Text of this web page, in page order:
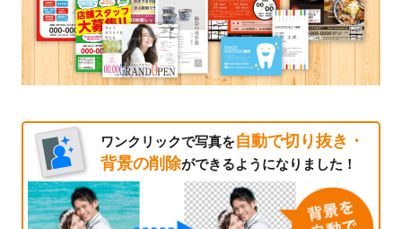
ワンクリックで写真を自動で切り抜き・
背景の削除ができるようになりました！